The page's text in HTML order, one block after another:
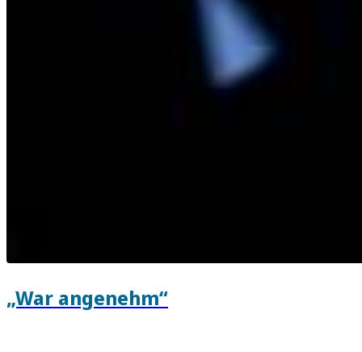
„War angenehm“